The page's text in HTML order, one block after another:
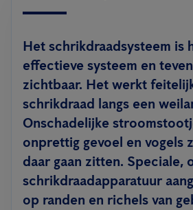
Het schrikdraadsysteem is
effectieve systeem en
zichtbaar. Het werkt
schrikdraad langs een
Onschadelijke
onprettig gevoel en vogels
daar gaan zitten. Speciale,
schrikdraadapparatuur
op randen en richels van